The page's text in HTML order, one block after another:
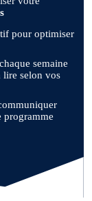
pour optimiser
semaine
selon vos
programme